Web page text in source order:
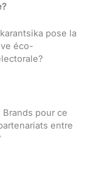
pose la
éco-
pour ce
entre